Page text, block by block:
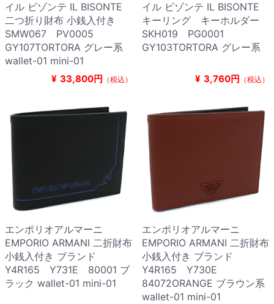
イル ビゾンテ IL BISONTE
二つ折り財布 小銭入付き
SMW067 PV0005
GY107TORTORA グレー系
wallet-01 mini-01
¥ 33,800円 （税込）
イル ビゾンテ IL BISONTE
キーリング キーホルダー
SKH019 PG0001
GY103TORTORA グレー系
¥ 3,760円 （税込）
エンポリオアルマーニ
EMPORIO ARMANI 二折財布
小銭入付き ブランド
Y4R165 Y731E 80001 ブ
ラック wallet-01 mini-01
エンポリオアルマーニ
EMPORIO ARMANI 二折財布
小銭入付き ブランド
Y4R165 Y730E
84072ORANGE ブラウン系
wallet-01 mini-01